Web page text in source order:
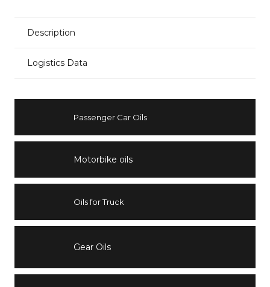
Description
Logistics Data
Passenger Car Oils
Motorbike oils
Oils for Truck
Gear Oils